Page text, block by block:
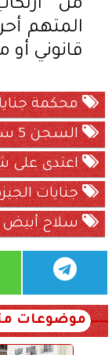
من
المتهم
قانوني أو
محكمة
السجن 5 سنوات لمتهم
اعتدى على
جنايات
سلاح أبيض
موضوعات